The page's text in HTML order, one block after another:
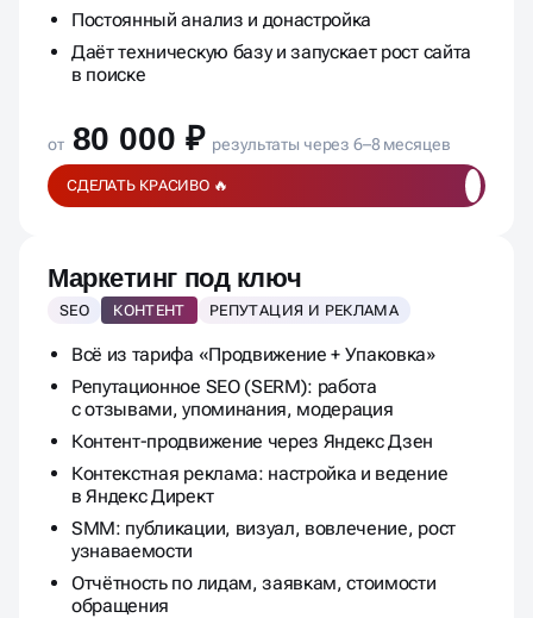
Постоянный анализ и донастройка
Даёт техническую базу и запускает рост сайта
в поиске
от 80 000 ₽ результаты через 6–8 месяцев
СДЕЛАТЬ КРАСИВО 🔥
Маркетинг под ключ
SEO КОНТЕНТ РЕПУТАЦИЯ И РЕКЛАМА
Всё из тарифа «Продвижение + Упаковка»
Репутационное SEO (SERM): работа
с отзывами, упоминания, модерация
Контент-продвижение через Яндекс Дзен
Контекстная реклама: настройка и ведение
в Яндекс Директ
SMM: публикации, визуал, вовлечение, рост
узнаваемости
Отчётность по лидам, заявкам, стоимости
обращения